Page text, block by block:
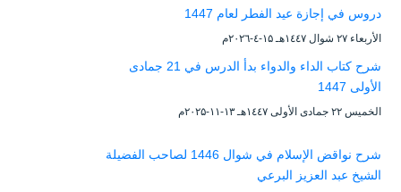
دروس في إجازة عيد الفطر لعام 1447
الأربعاء ۲۷ شوال ۱٤٤۷هـ ۱۵-٤-۲۰۲٦م
شرح كتاب الداء والدواء بدأ الدرس في 21 جمادى
الأولى 1447
الخميس ۲۲ جمادى الأولى ۱٤٤۷هـ ۱۳-۱۱-۲۰۲۵م
شرح نواقض الإسلام في شوال 1446 لصاحب الفضيلة
الشيخ عبد العزيز البرعي